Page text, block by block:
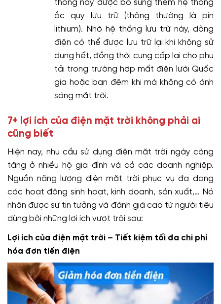
thống này được bổ sung thêm hệ thống
ắc quy lưu trữ (thông thường là pin
lithium). Nhờ hệ thống lưu trữ này, dòng
điện có thể được lưu trữ lại khi không sử
dụng hết, đồng thời cung cấp lại cho phụ
tải trong trường hợp mất điện lưới Quốc
gia hoặc ban đêm khi mà không có ánh
sáng mặt trời.
7+ lợi ích của điện mặt trời không phải ai
cũng biết
Hiện nay, nhu cầu sử dụng điện mặt trời ngày càng
tăng ở nhiều hộ gia đình và cả các doanh nghiệp.
Nguồn năng lượng điện mặt trời phục vụ đa dạng
các hoạt động sinh hoạt, kinh doanh, sản xuất,… Nó
nhận được sự tin tưởng và đánh giá cao từ người tiêu
dùng bởi những lợi ích vượt trội sau:
Lợi ích của điện mặt trời – Tiết kiệm tối đa chi phí
hóa đơn tiền điện